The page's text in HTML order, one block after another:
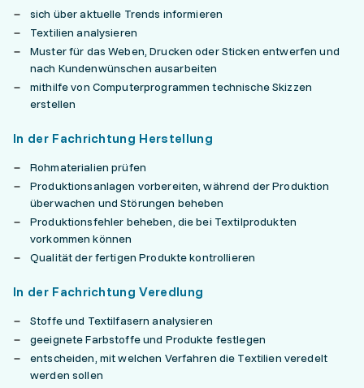
sich über aktuelle Trends informieren
Textilien analysieren
Muster für das Weben, Drucken oder Sticken entwerfen und
nach Kundenwünschen ausarbeiten
mithilfe von Computerprogrammen technische Skizzen
erstellen
In der Fachrichtung Herstellung
Rohmaterialien prüfen
Produktionsanlagen vorbereiten, während der Produktion
überwachen und Störungen beheben
Produktionsfehler beheben, die bei Textilprodukten
vorkommen können
Qualität der fertigen Produkte kontrollieren
In der Fachrichtung Veredlung
Stoffe und Textilfasern analysieren
geeignete Farbstoffe und Produkte festlegen
entscheiden, mit welchen Verfahren die Textilien veredelt
werden sollen